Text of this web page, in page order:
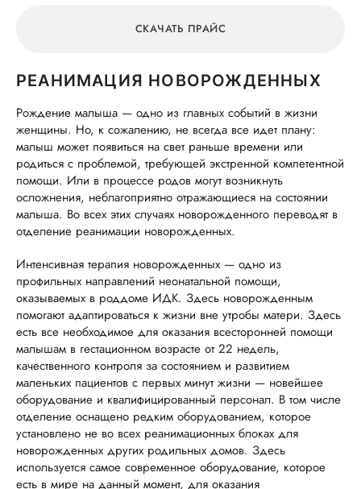
СКАЧАТЬ ПРАЙС
РЕАНИМАЦИЯ НОВОРОЖДЕННЫХ
Рождение малыша — одно из главных событий в жизни
женщины. Но, к сожалению, не всегда все идет плану:
малыш может появиться на свет раньше времени или
родиться с проблемой, требующей экстренной компетентной
помощи. Или в процессе родов могут возникнуть
осложнения, неблагоприятно отражающиеся на состоянии
малыша. Во всех этих случаях новорожденного переводят в
отделение реанимации новорожденных.
Интенсивная терапия новорожденных — одно из
профильных направлений неонатальной помощи,
оказываемых в роддоме ИДК. Здесь новорожденным
помогают адаптироваться к жизни вне утробы матери. Здесь
есть все необходимое для оказания всесторонней помощи
малышам в гестационном возрасте от 22 недель,
качественного контроля за состоянием и развитием
маленьких пациентов с первых минут жизни — новейшее
оборудование и квалифицированный персонал. В том числе
отделение оснащено редким оборудованием, которое
установлено не во всех реанимационных блоках для
новорожденных других родильных домов. Здесь
используется самое современное оборудование, которое
есть в мире на данный момент, для оказания